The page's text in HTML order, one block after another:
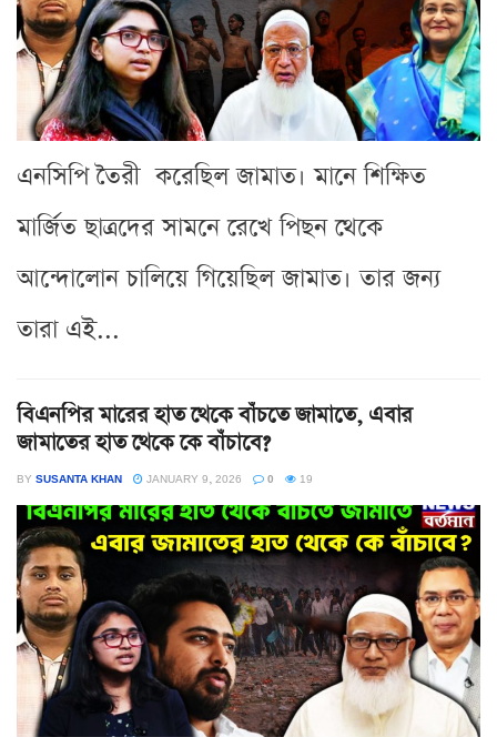
এনসিপি তৈরী করেছিল জামাত। মানে শিক্ষিত
মার্জিত ছাত্রদের সামনে রেখে পিছন থেকে
আন্দোলোন চালিয়ে গিয়েছিল জামাত। তার জন্য
তারা এই...
বিএনপির মারের হাত থেকে বাঁচতে জামাতে, এবার
জামাতের হাত থেকে কে বাঁচাবে?
BY SUSANTA KHAN JANUARY 9, 2026 0 19